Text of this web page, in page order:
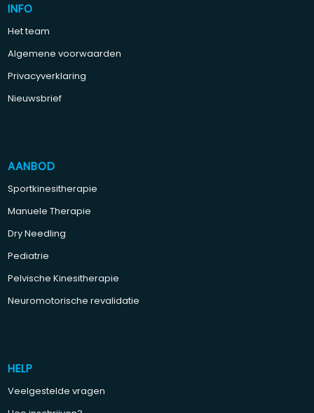
INFO
Het team
Algemene voorwaarden
Privacyverklaring
Nieuwsbrief
AANBOD
Sportkinesitherapie
Manuele Therapie
Dry Needling
Pediatrie
Pelvische Kinesitherapie
Neuromotorische revalidatie
HELP
Veelgestelde vragen